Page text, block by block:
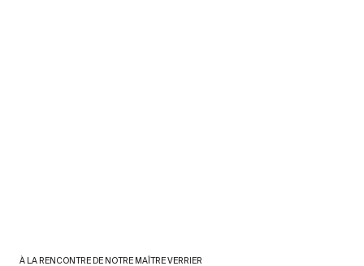
À LA RENCONTRE DE NOTRE MAÎTRE VERRIER